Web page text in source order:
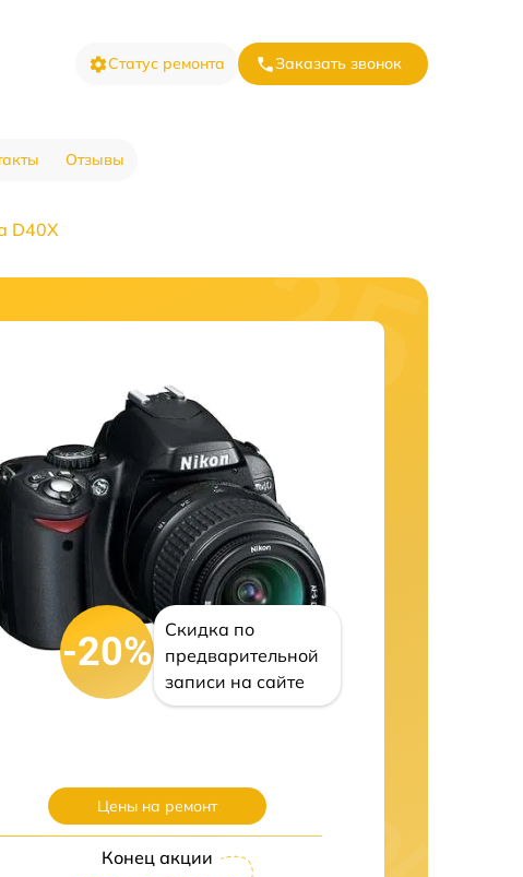
Статус ремонта Заказать звонок
Отзывы
D40X
-20%
Скидка по
предварительной
записи на сайте
Цены на ремонт
Конец акции